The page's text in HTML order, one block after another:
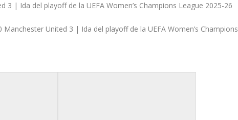
3 | Ida del playoff de la UEFA Women’s Champions League 2025-26
United 3 | Ida del playoff de la UEFA Women’s Champions